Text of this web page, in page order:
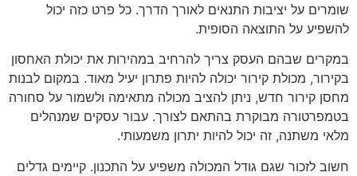
שומרים על יציבות התנאים לאורך הדרך. כל פרט כזה יכול
להשפיע על התוצאה הסופית.
במקרים שבהם העסק צריך להרחיב במהירות את יכולת האחסון
בקירור, מכולת קירור יכולה להיות פתרון יעיל מאוד. במקום לבנות
מחסן קירור חדש, ניתן להציב מכולה מתאימה ולשמור על סחורה
בטמפרטורה מבוקרת בהתאם לצורך. עבור עסקים שמנהלים
מלאי משתנה, זה יכול להיות יתרון משמעותי.
חשוב לזכור שגם גודל המכולה משפיע על התכנון. קיימים גדלים